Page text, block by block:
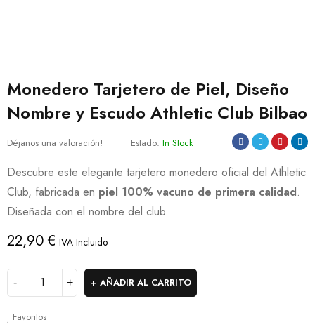
Monedero Tarjetero de Piel, Diseño
Nombre y Escudo Athletic Club Bilbao
Déjanos una valoración! Estado: In Stock
Descubre este elegante tarjetero monedero oficial del Athletic
Club, fabricada en piel 100% vacuno de primera calidad.
Diseñada con el nombre del club.
22,90€ IVA Incluido
AÑADIR AL CARRITO
Favoritos